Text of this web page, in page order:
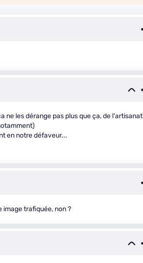
ne les dérange pas plus que ça, de l'artisanat
en notre défaveur...
image trafiquée, non ?